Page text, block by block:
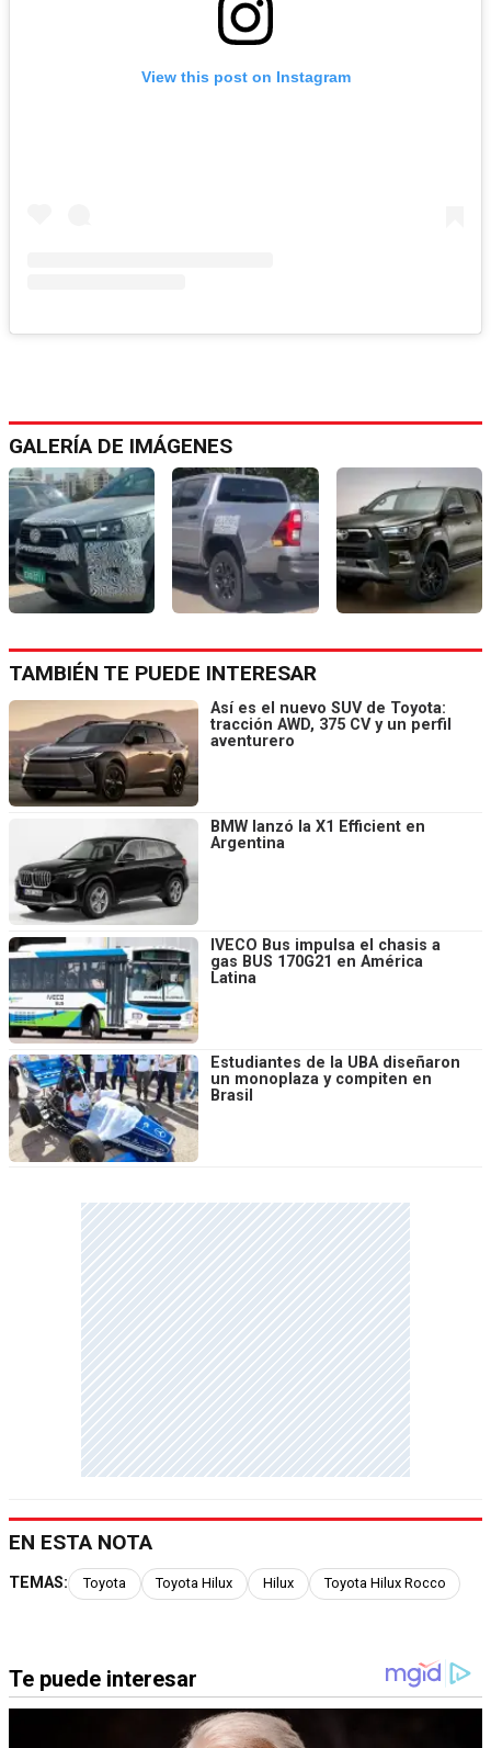
View this post on Instagram
GALERÍA DE IMÁGENES
TAMBIÉN TE PUEDE INTERESAR
Así es el nuevo SUV de Toyota:
tracción AWD, 375 CV y un perfil
aventurero
BMW lanzó la X1 Efficient en
Argentina
IVECO Bus impulsa el chasis a
gas BUS 170G21 en América
Latina
Estudiantes de la UBA diseñaron
un monoplaza y compiten en
Brasil
EN ESTA NOTA
TEMAS: Toyota Toyota Hilux Hilux Toyota Hilux Rocco